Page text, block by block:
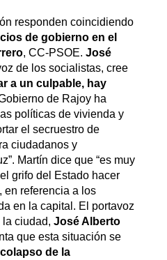
responden coincidiendo
de gobierno en el
, CC-PSOE. José
de los socialistas, cree
a un culpable, hay
de Rajoy ha
políticas de vivienda y
el secruestro de
ciudadanos y
Martín dice que “es muy
grifo del Estado hacer
en referencia a los
en la capital. El portavoz
ciudad, José Alberto
que esta situación se
colapso de la